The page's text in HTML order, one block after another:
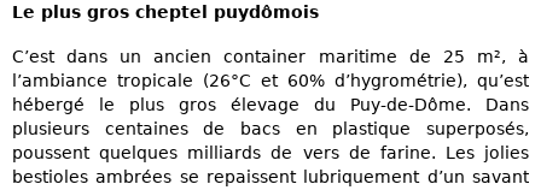
Le plus gros cheptel puydômois
C’est dans un ancien container maritime de 25 m², à
l’ambiance tropicale (26°C et 60% d’hygrométrie), qu’est
hébergé le plus gros élevage du Puy-de-Dôme. Dans
plusieurs centaines de bacs en plastique superposés,
poussent quelques milliards de vers de farine. Les jolies
bestioles ambrées se repaissent lubriquement d’un savant